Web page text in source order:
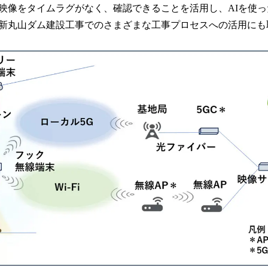
をタイムラグがなく、確認できることを活用し、AIを使
丸山ダム建設工事でのさまざまな工事プロセスへの活用に